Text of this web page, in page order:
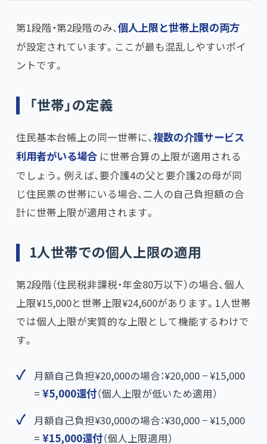
第1段階・第2段階のみ、​ 個人上限と世帯上限の両方
が設定されています。ここが最も混乱しやすいポイ
ントです。
「世帯」の定義
住民基本台帳上の同一世帯に、​ 複数の介護サービス
利用者がいる場合 に世帯合算の上限が適用される
でしょう。例えば、要介護4の父と要介護2の母が同
じ住民票の世帯にいる場合、二人の自己負担額の合
計に世帯上限が適用されます。
1人世帯での個人上限の適用
第2段階（住民税非課税・年金80万以下）の場合、個人
上限¥15,000と世帯上限¥24,600があります。1人世帯
では個人上限が実質的な上限として機能するわけで
す。
月額自己負担¥20,000の場合：¥20,000 − ¥15,000
= ¥5,000還付​（個人上限が低いため適用）
月額自己負担¥30,000の場合：¥30,000 − ¥15,000
= ¥15,000還付​（個人上限適用）